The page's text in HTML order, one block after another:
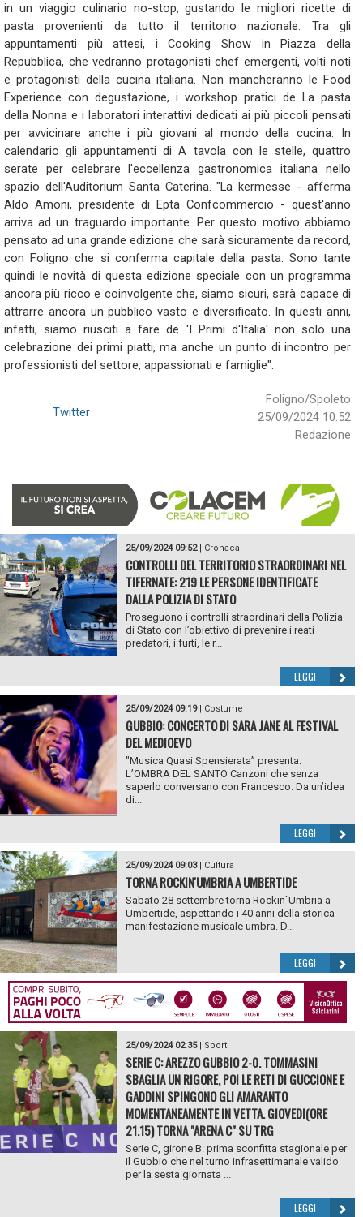
in un viaggio culinario no-stop, gustando le migliori ricette di
pasta provenienti da tutto il territorio nazionale. Tra gli
appuntamenti più attesi, i Cooking Show in Piazza della
Repubblica, che vedranno protagonisti chef emergenti, volti noti
e protagonisti della cucina italiana. Non mancheranno le Food
Experience con degustazione, i workshop pratici de La pasta
della Nonna e i laboratori interattivi dedicati ai più piccoli pensati
per avvicinare anche i più giovani al mondo della cucina. In
calendario gli appuntamenti di A tavola con le stelle, quattro
serate per celebrare l'eccellenza gastronomica italiana nello
spazio dell'Auditorium Santa Caterina. "La kermesse - afferma
Aldo Amoni, presidente di Epta Confcommercio - quest'anno
arriva ad un traguardo importante. Per questo motivo abbiamo
pensato ad una grande edizione che sarà sicuramente da record,
con Foligno che si conferma capitale della pasta. Sono tante
quindi le novità di questa edizione speciale con un programma
ancora più ricco e coinvolgente che, siamo sicuri, sarà capace di
attrarre ancora un pubblico vasto e diversificato. In questi anni,
infatti, siamo riusciti a fare de 'I Primi d'Italia' non solo una
celebrazione dei primi piatti, ma anche un punto di incontro per
professionisti del settore, appassionati e famiglie".
Foligno/Spoleto
25/09/2024 10:52
Redazione
Twitter
25/09/2024 09:52| Cronaca
CONTROLLI DEL TERRITORIO STRAORDINARI NEL
TIFERNATE: 219 LE PERSONE IDENTIFICATE
DALLA POLIZIA DI STATO
Proseguono i controlli straordinari della Polizia
di Stato con l’obiettivo di prevenire i reati
predatori, i furti, le r...
LEGGI
25/09/2024 09:19| Costume
GUBBIO: CONCERTO DI SARA JANE AL FESTIVAL
DEL MEDIOEVO
"Musica Quasi Spensierata” presenta:
L’OMBRA DEL SANTO Canzoni che senza
saperlo conversano con Francesco. Da un’idea
di...
LEGGI
25/09/2024 09:03| Cultura
TORNA ROCKIN'UMBRIA A UMBERTIDE
Sabato 28 settembre torna Rockin`Umbria a
Umbertide, aspettando i 40 anni della storica
manifestazione musicale umbra. D...
LEGGI
25/09/2024 02:35| Sport
SERIE C: AREZZO GUBBIO 2-0. TOMMASINI
SBAGLIA UN RIGORE, POI LE RETI DI GUCCIONE E
GADDINI SPINGONO GLI AMARANTO
MOMENTANEAMENTE IN VETTA. GIOVEDI(ORE
21.15) TORNA "ARENA C" SU TRG
Serie C, girone B: prima sconfitta stagionale per
il Gubbio che nel turno infrasettimanale valido
per la sesta giornata ...
LEGGI